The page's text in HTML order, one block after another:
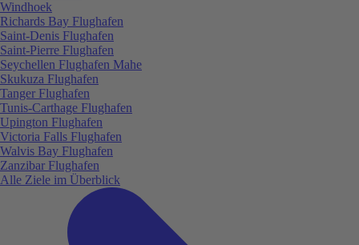
Windhoek
Richards Bay Flughafen
Saint-Denis Flughafen
Saint-Pierre Flughafen
Seychellen Flughafen Mahe
Skukuza Flughafen
Tanger Flughafen
Tunis-Carthage Flughafen
Upington Flughafen
Victoria Falls Flughafen
Walvis Bay Flughafen
Zanzibar Flughafen
Alle Ziele im Überblick